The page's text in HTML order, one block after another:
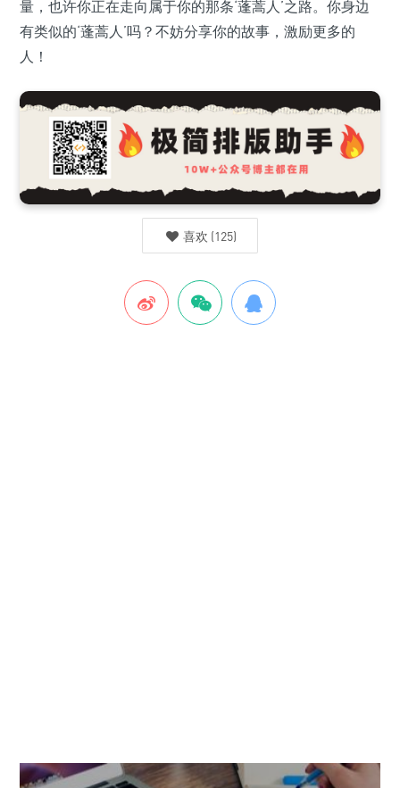
量，也许你正在走向属于你的那条‘蓬蒿人’之路。你身边
有类似的‘蓬蒿人’吗？不妨分享你的故事，激励更多的
人！
喜欢 (125)